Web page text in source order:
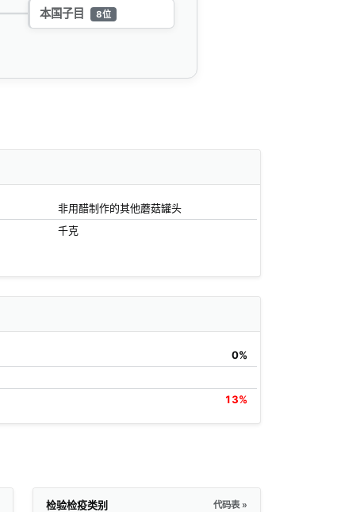
本国子目 8位
非用醋制作的其他蘑菇罐头
千克
0%
13%
检验检疫类别 代码表 »